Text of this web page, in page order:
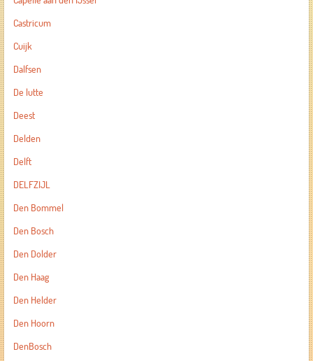
Castricum
Cuijk
Dalfsen
De lutte
Deest
Delden
Delft
DELFZIJL
Den Bommel
Den Bosch
Den Dolder
Den Haag
Den Helder
Den Hoorn
DenBosch